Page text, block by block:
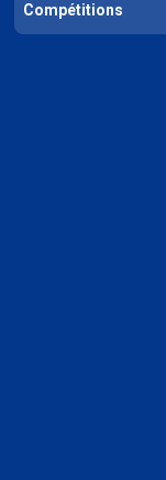
Compétitions